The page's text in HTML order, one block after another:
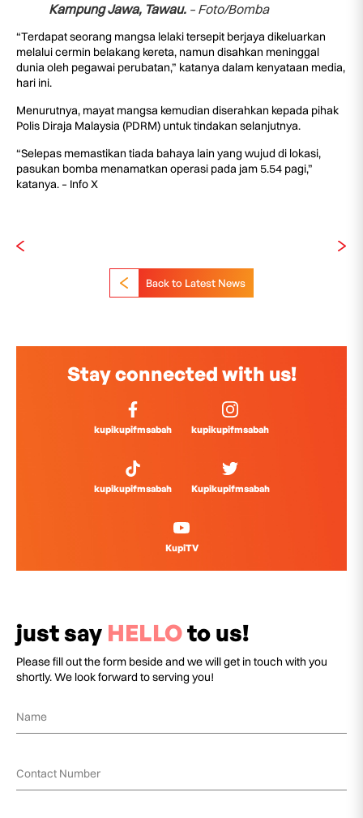
Kampung Jawa, Tawau. – Foto/Bomba
“Terdapat seorang mangsa lelaki tersepit berjaya dikeluarkan
melalui cermin belakang kereta, namun disahkan meninggal
dunia oleh pegawai perubatan,” katanya dalam kenyataan media,
hari ini.
Menurutnya, mayat mangsa kemudian diserahkan kepada pihak
Polis Diraja Malaysia (PDRM) untuk tindakan selanjutnya.
“Selepas memastikan tiada bahaya lain yang wujud di lokasi,
pasukan bomba menamatkan operasi pada jam 5.54 pagi,”
katanya. – Info X
Back to Latest News
Stay connected with us!
kupikupifmsabah kupikupifmsabah
kupikupifmsabah Kupikupifmsabah
KupiTV
just say HELLOto us!
Please fill out the form beside and we will get in touch with you
shortly. We look forward to serving you!